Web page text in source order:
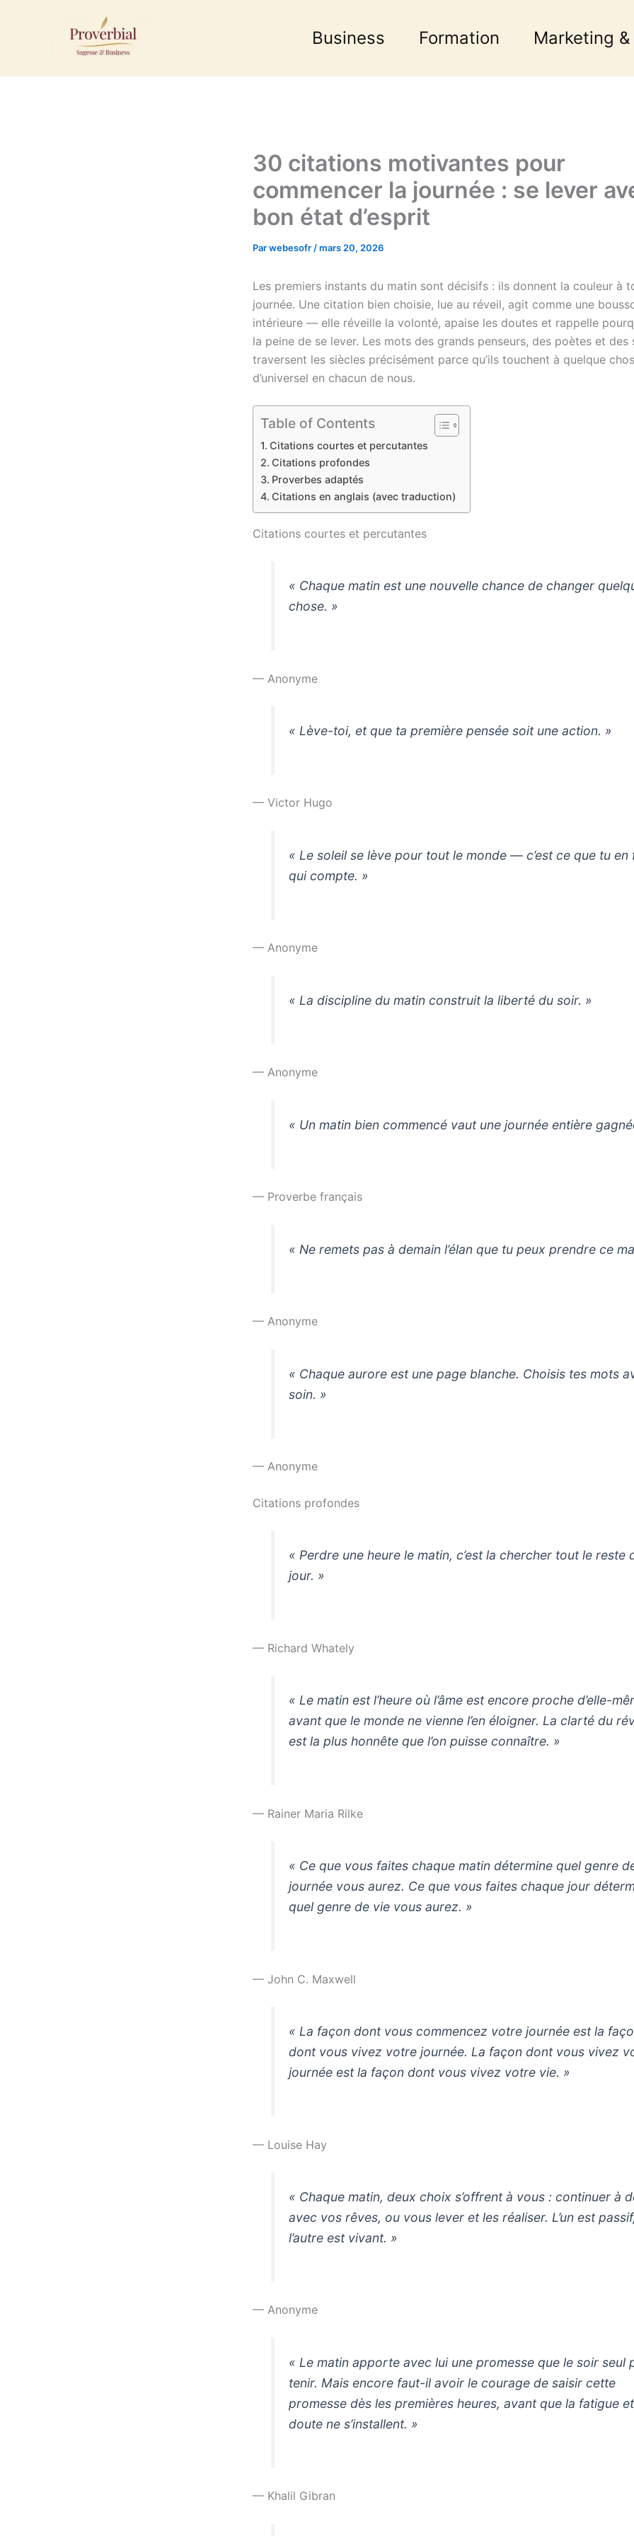
Business Formation Marketing
30 citations motivantes pour
commencer la journée : se lever
bon état d’esprit
Parwebesofr /mars 20, 2026
Les premiers instants du matin sont décisifs : ils donnent la couleur à
journée. Une citation bien choisie, lue au réveil, agit comme une
intérieure — elle réveille la volonté, apaise les doutes et rappelle
la peine de se lever. Les mots des grands penseurs, des poètes et des
traversent les siècles précisément parce qu’ils touchent à quelque
d’universel en chacun de nous.
Table of Contents
Citations courtes et percutantes
Citations profondes
Proverbes adaptés
Citations en anglais (avec traduction)
Citations courtes et percutantes
« Chaque matin est une nouvelle chance de changer
chose. »
— Anonyme
« Lève-toi, et que ta première pensée soit une action. »
— Victor Hugo
« Le soleil se lève pour tout le monde — c’est ce que tu en
qui compte. »
— Anonyme
« La discipline du matin construit la liberté du soir. »
— Anonyme
« Un matin bien commencé vaut une journée entière
— Proverbe français
« Ne remets pas à demain l’élan que tu peux prendre ce
— Anonyme
« Chaque aurore est une page blanche. Choisis tes mots
soin. »
— Anonyme
Citations profondes
« Perdre une heure le matin, c’est la chercher tout le reste
jour. »
— Richard Whately
« Le matin est l’heure où l’âme est encore proche d’elle-
avant que le monde ne vienne l’en éloigner. La clarté du
est la plus honnête que l’on puisse connaître. »
— Rainer Maria Rilke
« Ce que vous faites chaque matin détermine quel genre
journée vous aurez. Ce que vous faites chaque jour
quel genre de vie vous aurez. »
— John C. Maxwell
« La façon dont vous commencez votre journée est la
dont vous vivez votre journée. La façon dont vous vivez
journée est la façon dont vous vivez votre vie. »
— Louise Hay
« Chaque matin, deux choix s’offrent à vous : continuer à
avec vos rêves, ou vous lever et les réaliser. L’un est
l’autre est vivant. »
— Anonyme
« Le matin apporte avec lui une promesse que le soir seul
tenir. Mais encore faut-il avoir le courage de saisir cette
promesse dès les premières heures, avant que la fatigue
doute ne s’installent. »
— Khalil Gibran